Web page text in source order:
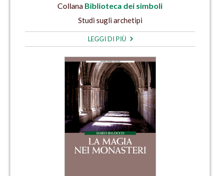
Collana Biblioteca dei simboli
Studi sugli archetipi
LEGGI DI PIÙ